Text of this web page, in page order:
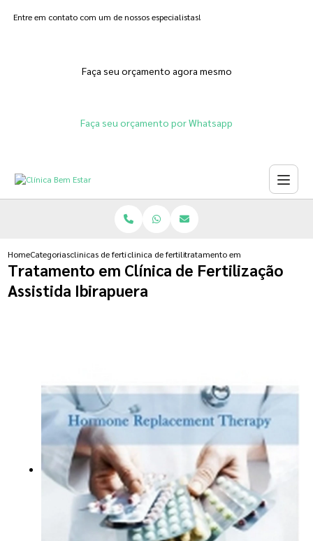
Entre em contato com um de nossos especialistas!
Faça seu orçamento agora mesmo
Faça seu orçamento por Whatsapp
HomeCategoriasclinicas de fertilizacoesclinica de fertilizacao humana natural
tratamento em clinica de
Tratamento em Clínica de Fertilização
Assistida Ibirapuera